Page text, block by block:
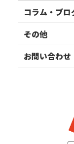
リハスファーム
関東エリア
東北エリア
甲信越エリア
四国・九州エ
コラム・ブロ
事業所ブログ
ご利用者様の声
その他
お知らせ
お問い合わせ